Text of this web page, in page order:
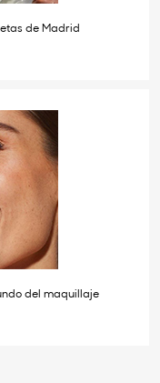
de Madrid
del maquillaje